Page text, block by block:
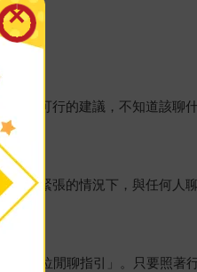
清楚可行的建議，不知道該聊
在不緊張的情況下，與任何人
全方位閒聊指引」。只要照著